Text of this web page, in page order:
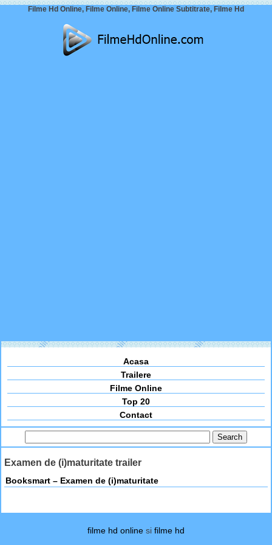
Filme Hd Online, Filme Online, Filme Online Subtitrate, Filme Hd
Acasa
Trailere
Filme Online
Top 20
Contact
Examen de (i)maturitate trailer
Booksmart – Examen de (i)maturitate
filme hd online si filme hd